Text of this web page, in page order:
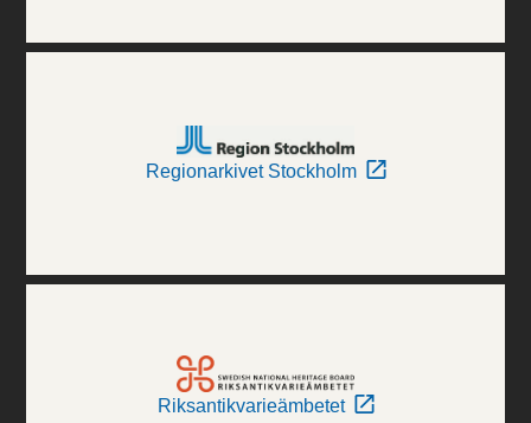
Regionarkivet Stockholm
Riksantikvarieämbetet